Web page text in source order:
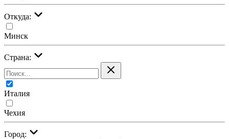
Откуда:
Минск
Страна:
Италия
Чехия
Город: